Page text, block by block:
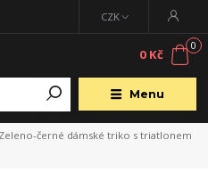
Menu
CZK
0
0 Kč
Zeleno-černé dámské triko s triatlonem